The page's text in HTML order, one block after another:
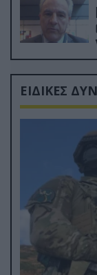
ΕΙΔΙΚΕΣ